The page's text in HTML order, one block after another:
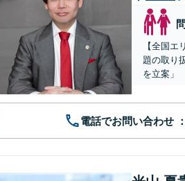
【全国
題の取り
を立案」
電話でお問い合わせ